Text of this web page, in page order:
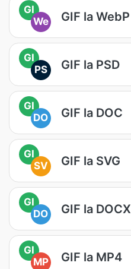
GI
We
GIF la WebP
GI
PS
GIF la PSD
GI
DO
GIF la DOC
GI
SV
GIF la SVG
GI
DO
GIF la DOCX
GI
MP
GIF la MP4